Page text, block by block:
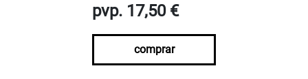
pvp. 17,50 €
comprar